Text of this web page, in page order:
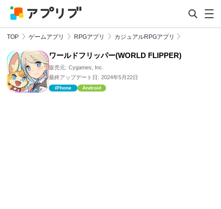
TOP ゲームアプリ RPGアプリ カジュアルRPGアプリ
ワールドフリッパー(WORLD FLIPPER)
販売元: Cygames, Inc.
最終アップデート日: 2024年5月22日
iPhone Android